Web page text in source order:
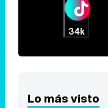
34k
Lo más visto